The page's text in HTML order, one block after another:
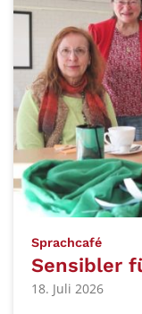
Sprachcafé:
Sensibler
18. Juli 2026